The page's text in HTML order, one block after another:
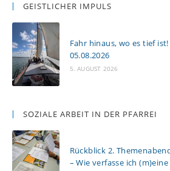
GEISTLICHER IMPULS
Fahr hinaus, wo es tief
05.08.2026
5. AUGUST 2026
SOZIALE ARBEIT IN DER PFARREI
Rückblick 2.
– Wie verfasse ich